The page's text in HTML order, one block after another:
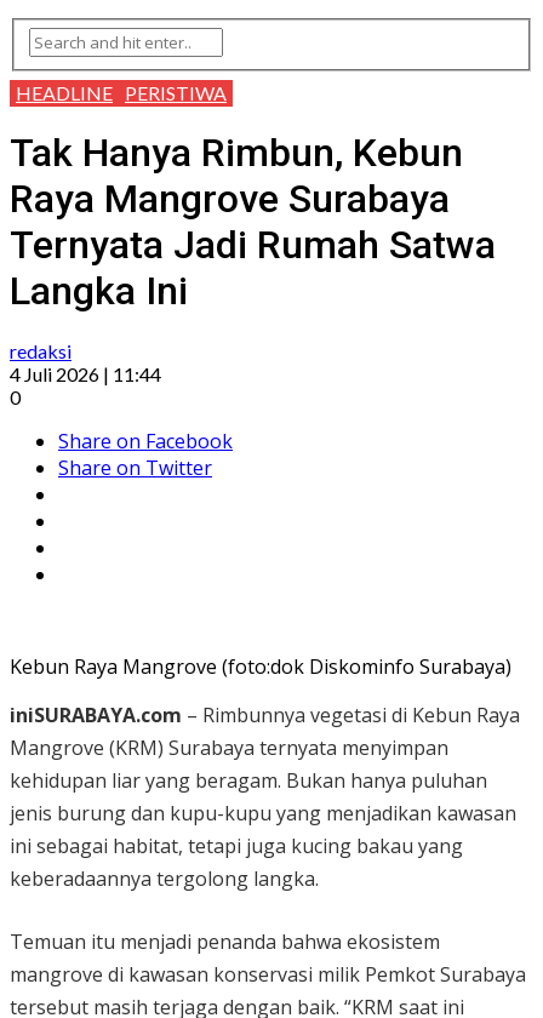
HEADLINE PERISTIWA
Tak Hanya Rimbun, Kebun
Raya Mangrove Surabaya
Ternyata Jadi Rumah Satwa
Langka Ini
redaksi
4 Juli 2026 | 11:44
0
Share on Facebook
Share on Twitter
Kebun Raya Mangrove (foto:dok Diskominfo Surabaya)
iniSURABAYA.com – Rimbunnya vegetasi di Kebun Raya
Mangrove (KRM) Surabaya ternyata menyimpan
kehidupan liar yang beragam. Bukan hanya puluhan
jenis burung dan kupu-kupu yang menjadikan kawasan
ini sebagai habitat, tetapi juga kucing bakau yang
keberadaannya tergolong langka.
Temuan itu menjadi penanda bahwa ekosistem
mangrove di kawasan konservasi milik Pemkot Surabaya
tersebut masih terjaga dengan baik. “KRM saat ini